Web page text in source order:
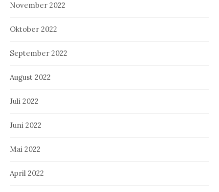
November 2022
Oktober 2022
September 2022
August 2022
Juli 2022
Juni 2022
Mai 2022
April 2022